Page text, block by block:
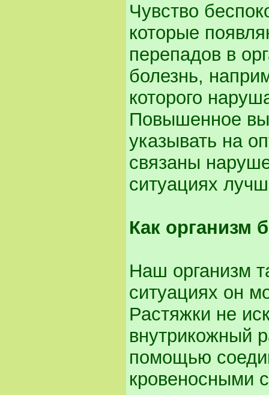
Чувство
которые
перепадов в
болезнь,
которого
Повышенное
указывать на
связаны
ситуациях
Как организм
Наш организм
ситуациях он
Растяжки не
внутрикожный
помощью
кровеносными